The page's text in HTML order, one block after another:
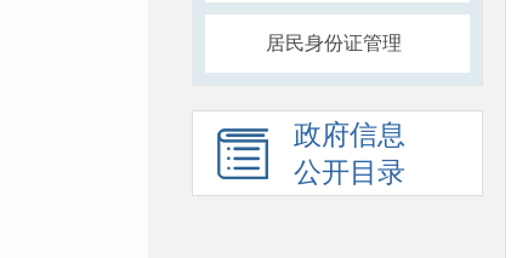
居民身份证管理
政府信息
公开目录